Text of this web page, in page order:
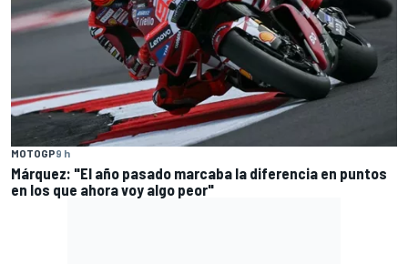
MOTOGP9 h
Márquez: "El año pasado marcaba la diferencia en puntos
en los que ahora voy algo peor"